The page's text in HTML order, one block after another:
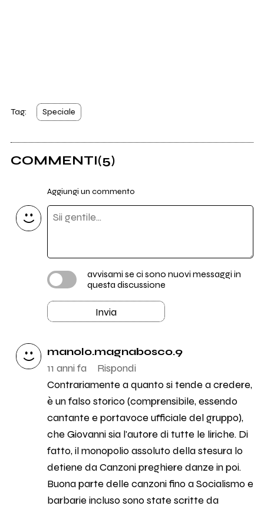
Tag: Speciale
COMMENTI(5)
Aggiungi un commento
avvisami se ci sono nuovi messaggi in
questa discussione
Invia
manolo.magnabosco.9
11 anni fa
Rispondi
Contrariamente a quanto si tende a credere,
è un falso storico (comprensibile, essendo
cantante e portavoce ufficiale del gruppo),
che Giovanni sia l'autore di tutte le liriche. Di
fatto, il monopolio assoluto della stesura lo
detiene da Canzoni preghiere danze in poi.
Buona parte delle canzoni fino a Socialismo e
barbarie incluso sono state scritte da